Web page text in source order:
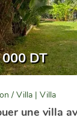
DT
/ Villa | Villa